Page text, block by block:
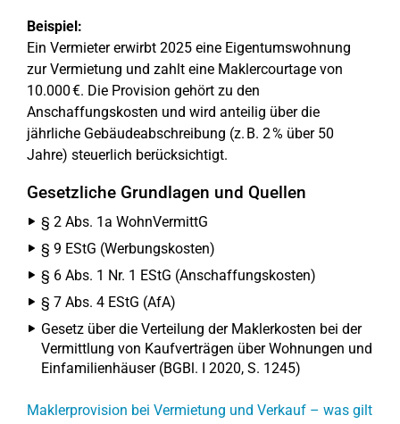
Beispiel:
Ein Vermieter erwirbt 2025 eine Eigentumswohnung
zur Vermietung und zahlt eine Maklercourtage von
10.000 €. Die Provision gehört zu den
Anschaffungskosten und wird anteilig über die
jährliche Gebäudeabschreibung (z. B. 2 % über 50
Jahre) steuerlich berücksichtigt.
Gesetzliche Grundlagen und Quellen
§ 2 Abs. 1a WohnVermittG
§ 9 EStG (Werbungskosten)
§ 6 Abs. 1 Nr. 1 EStG (Anschaffungskosten)
§ 7 Abs. 4 EStG (AfA)
Gesetz über die Verteilung der Maklerkosten bei der
Vermittlung von Kaufverträgen über Wohnungen und
Einfamilienhäuser (BGBl. I 2020, S. 1245)
Maklerprovision bei Vermietung und Verkauf – was gilt